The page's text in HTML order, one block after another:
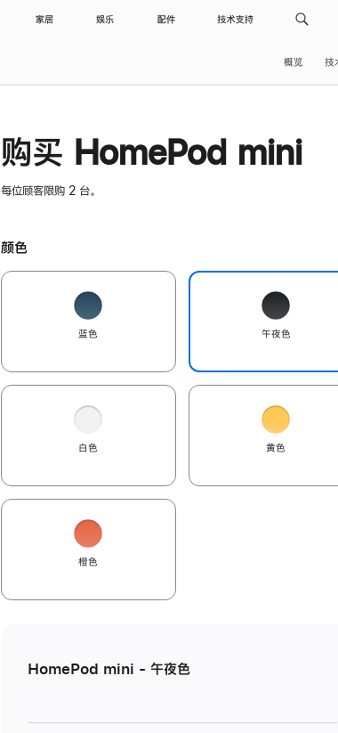
家居 娱乐 配件 技术支持
概览 技
购买 HomePod mini
每位顾客限购 2 台。
颜色
蓝色 午夜色
白色 黄色
橙色
HomePod mini - 午夜色